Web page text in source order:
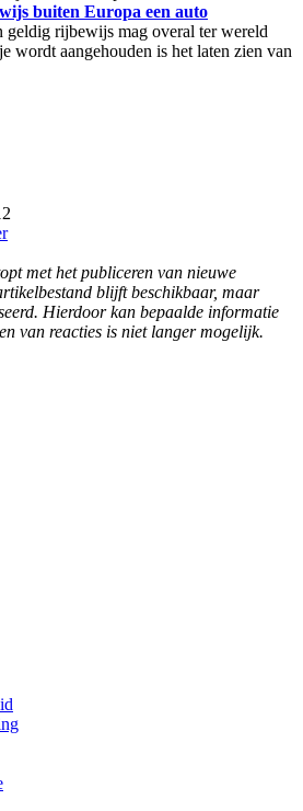
buiten Europa een auto
geldig rijbewijs mag overal ter wereld
wordt aangehouden is het laten zien van
met het publiceren van nieuwe
blijft beschikbaar, maar
Hierdoor kan bepaalde informatie
van reacties is niet langer mogelijk.